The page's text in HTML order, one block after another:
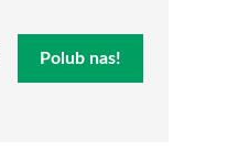
Polub nas!